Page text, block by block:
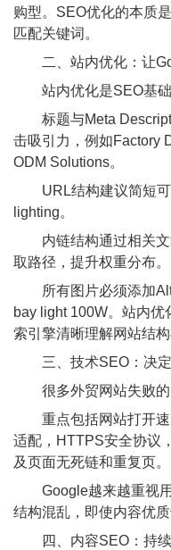
购型。SEO优化的本质
匹配关键词。
二、站内优化：让
站内优化是SEO基础
标题与Meta
击吸引力，例如Factory
ODM Solutions。
URL结构建议简短可
lighting。
内链结构通过相关文
取路径，提升权重分布。
所有图片必须添加Alt
bay light 100W。站内优
索引擎清晰理解网站结构
三、技术SEO：决定
很多外贸网站失败的
重点包括网站打开速
适配，HTTPS安全协议
及页面无死链和重复页。
Google越来越重视用
结构混乱，即使内容优质
四、内容SEO：持续